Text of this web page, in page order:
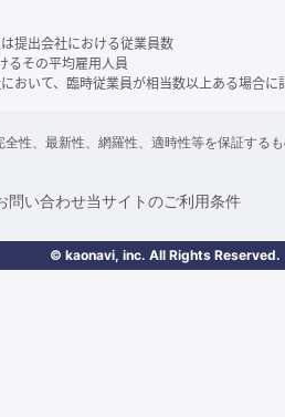
提出会社における従業員数
るその平均雇用人員
おいて、臨時従業員が相当数以上ある場合に
性、最新性、網羅性、適時性等を保証する
問い合わせ当サイトのご利用条件
© kaonavi, inc. All Rights Reserved.